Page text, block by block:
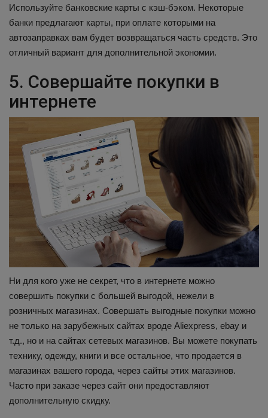
Используйте банковские карты с кэш-бэком. Некоторые
банки предлагают карты, при оплате которыми на
автозаправках вам будет возвращаться часть средств. Это
отличный вариант для дополнительной экономии.
5. Совершайте покупки в
интернете
Ни для кого уже не секрет, что в интернете можно
совершить покупки с большей выгодой, нежели в
розничных магазинах. Совершать выгодные покупки можно
не только на зарубежных сайтах вроде Aliexpress, ebay и
т.д., но и на сайтах сетевых магазинов. Вы можете покупать
технику, одежду, книги и все остальное, что продается в
магазинах вашего города, через сайты этих магазинов.
Часто при заказе через сайт они предоставляют
дополнительную скидку.